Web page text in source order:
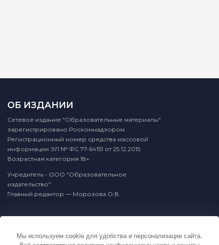
По вопросам связанным с публикацией
ОБ ИЗДАНИИ
Сетевое издание "Образовательные материалы"
зарегистрировано Роскомнадзором.
Регистрационный номер средства массовой
информации ЭЛ № ФС 77-64151 от 25.12.2015
Возрастная категория 18+
Учредитель - ООО "Образовательное
издательство"
Главный редактор — Морозова О.В.
Мы используем cookie для удобства и персонализации сайта.